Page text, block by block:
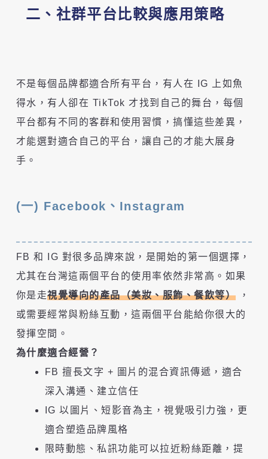
二、社群平台比較與應用策略
不是每個品牌都適合所有平台，有人在 IG 上如魚
得水，有人卻在 TikTok 才找到自己的舞台，每個
平台都有不同的客群和使用習慣，搞懂這些差異，
才能選對適合自己的平台，讓自己的才能大展身
手。
(一) Facebook、Instagram
FB 和 IG 對很多品牌來說，是開始的第一個選擇，
尤其在台灣這兩個平台的使用率依然非常高。如果
你是走視覺導向的產品（美妝、服飾、餐飲等） ，
或需要經常與粉絲互動，這兩個平台能給你很大的
發揮空間。
為什麼適合經營？
FB 擅長文字 + 圖片的混合資訊傳遞，適合
深入溝通、建立信任
IG 以圖片、短影音為主，視覺吸引力強，更
適合塑造品牌風格
限時動態、私訊功能可以拉近粉絲距離，提